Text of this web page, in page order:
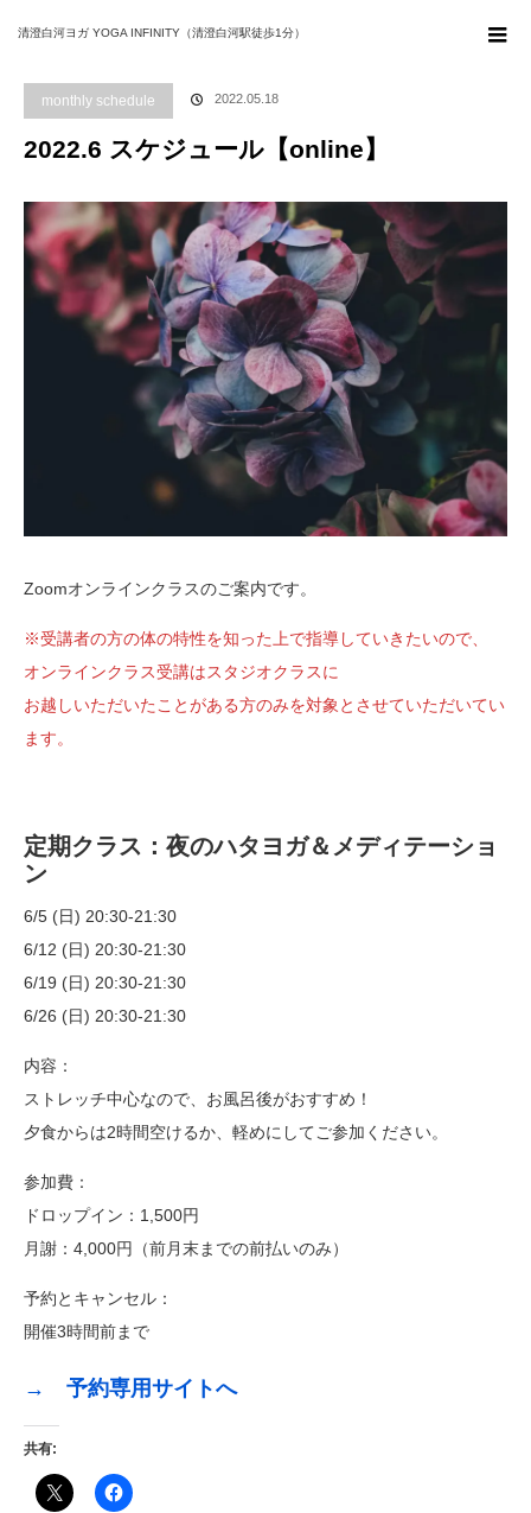
清澄白河ヨガ YOGA INFINITY（清澄白河駅徒歩1分）
ブログ
monthly schedule 2022.6 スケジュール【online】
monthly schedule 2022.05.18
2022.6 スケジュール【online】
Zoomオンラインクラスのご案内です。
※受講者の方の体の特性を知った上で指導していきたいので、
オンラインクラス受講はスタジオクラスに
お越しいただいたことがある方のみを対象とさせていただいてい
ます。
定期クラス：夜のハタヨガ＆メディテーショ
ン
6/5 (日) 20:30-21:30
6/12 (日) 20:30-21:30
6/19 (日) 20:30-21:30
6/26 (日) 20:30-21:30
内容：
ストレッチ中心なので、お風呂後がおすすめ！
夕食からは2時間空けるか、軽めにしてご参加ください。
参加費：
ドロップイン：1,500円
月謝：4,000円（前月末までの前払いのみ）
予約とキャンセル：
開催3時間前まで
→ 予約専用サイトへ
共有: